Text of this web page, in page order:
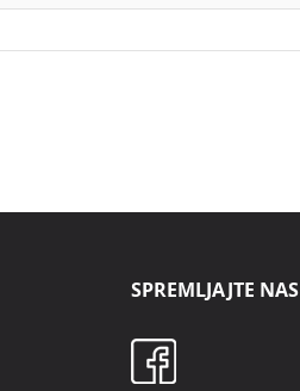
SPREMLJAJTE NAS